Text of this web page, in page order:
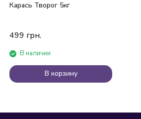
Карась Творог 5кг
499 грн.
В наличии
В корзину